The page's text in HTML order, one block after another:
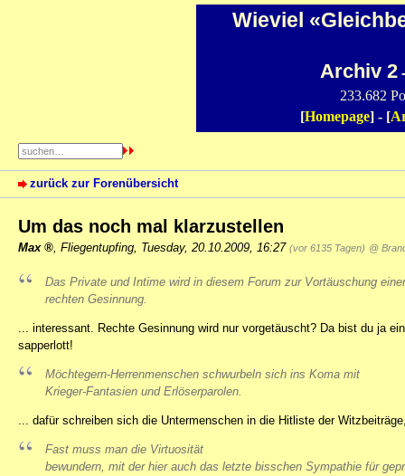
Wieviel
Archiv 2
233.682
[Homepage] - [
zurück zur Forenübersicht
Um das noch mal klarzustellen
Max Fliegentupfing Tuesday, 20.10.2009, 16:27 (vor 6135 Tagen) @
Das Private und Intime wird in diesem Forum zur Vortäuschung
rechten Gesinnung.
... interessant. Rechte Gesinnung wird nur vorgetäuscht? Da bist du ja
sapperlott!
Möchtegern-Herrenmenschen schwurbeln sich ins Koma mit
Krieger-Fantasien und Erlöserparolen.
... dafür schreiben sich die Untermenschen in die Hitliste der
Fast muss man die Virtuosität
bewundern, mit der hier auch das letzte bisschen Sympathie für